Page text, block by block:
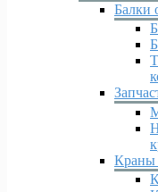
Балки
Краны